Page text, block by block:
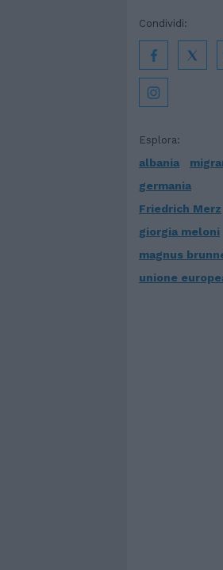
Esplora:
albania
germania
Friedrich Merz
giorgia meloni
magnus
unione
Condividi: